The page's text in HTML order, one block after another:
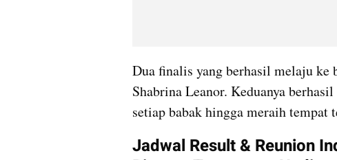
Dua finalis yang berhasil melaju ke
Shabrina Leanor. Keduanya
setiap babak hingga meraih tempat
Jadwal Result & Reunion